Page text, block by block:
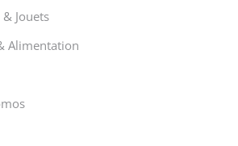
Jouets
Alimentation